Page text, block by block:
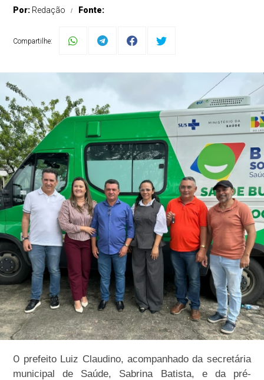
Por: Redação Fonte:
Compartilhe:
O prefeito Luiz Claudino, acompanhado da secretária
municipal de Saúde, Sabrina Batista, e da pré-